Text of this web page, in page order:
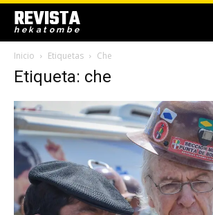
REVISTA
hekatombe
Inicio Etiquetas Che
Etiqueta: che